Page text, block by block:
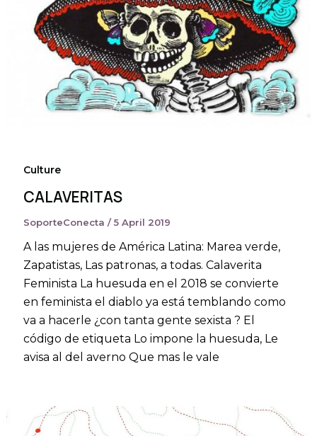
Culture
CALAVERITAS
SoporteConecta /5 April 2019
A las mujeres de América Latina: Marea verde,
Zapatistas, Las patronas, a todas. Calaverita
Feminista La huesuda en el 2018 se convierte
en feminista el diablo ya está temblando como
va a hacerle ¿con tanta gente sexista ? El
código de etiqueta Lo impone la huesuda, Le
avisa al del averno Que mas le vale